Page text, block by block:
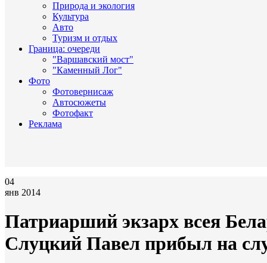
Природа и экология
Культура
Авто
Туризм и отдых
Граница: очереди
"Варшавский мост"
"Каменный Лог"
Фото
Фотовернисаж
Автосюжеты
Фотофакт
Реклама
04
янв 2014
Патриарший экзарх всея
Слуцкий Павел прибыл на